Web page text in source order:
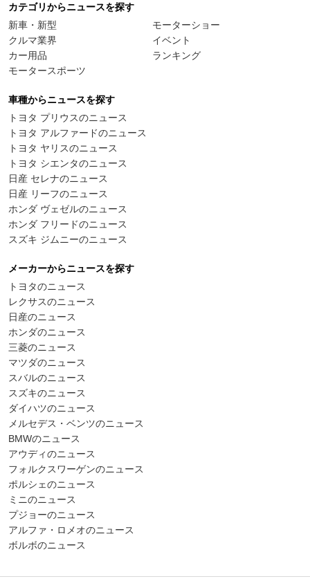
カテゴリからニュースを探す
新車・新型
クルマ業界
カー用品
モータースポーツ
モーターショー
イベント
ランキング
車種からニュースを探す
トヨタ プリウスのニュース
トヨタ アルファードのニュース
トヨタ ヤリスのニュース
トヨタ シエンタのニュース
日産 セレナのニュース
日産 リーフのニュース
ホンダ ヴェゼルのニュース
ホンダ フリードのニュース
スズキ ジムニーのニュース
メーカーからニュースを探す
トヨタのニュース
レクサスのニュース
日産のニュース
ホンダのニュース
三菱のニュース
マツダのニュース
スバルのニュース
スズキのニュース
ダイハツのニュース
メルセデス・ベンツのニュース
BMWのニュース
アウディのニュース
フォルクスワーゲンのニュース
ポルシェのニュース
ミニのニュース
プジョーのニュース
アルファ・ロメオのニュース
ボルボのニュース